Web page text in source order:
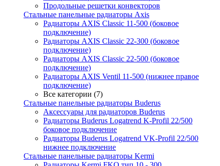
Продольные решетки конвекторов
Стальные панельные радиаторы Axis
Радиаторы AXIS Classic 11-500 (боковое
подключение)
Радиаторы AXIS Classic 22-300 (боковое
подключение)
Радиаторы AXIS Classic 22-500 (боковое
подключение)
Радиаторы AXIS Ventil 11-500 (нижнее правое
подключение)
Все категории (7)
Стальные панельные радиаторы Buderus
Аксессуары для радиаторов Buderus
Радиаторы Buderus Logatrend K-Profil 22/500
боковое подключение
Радиаторы Buderus Logatrend VK-Profil 22/500
нижнее подключение
Стальные панельные радиаторы Kermi